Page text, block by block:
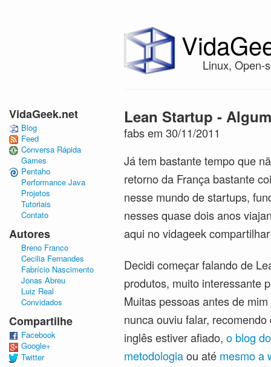
Linux, Open-
Lean Startup -
fabs em 30/11/2011
Já tem bastante tempo que
retorno da França bastante
nesse mundo de startups,
nesses quase dois anos
aqui no vidageek
Decidi começar falando de
produtos, muito interessante
Muitas pessoas antes de
nunca ouviu falar,
inglês estiver afiado, o blog
metodologiaou até mesmo a
VidaGeek.net
Blog
Feed
Conversa Rápida
Games
Pentaho
Performance Java
Projetos
Tutoriais
Contato
Autores
Breno Franco
Cecilia Fernandes
Fabrício Nascimento
Jonas Abreu
Luiz Real
Convidados
Compartilhe
Facebook
Google+
Twitter